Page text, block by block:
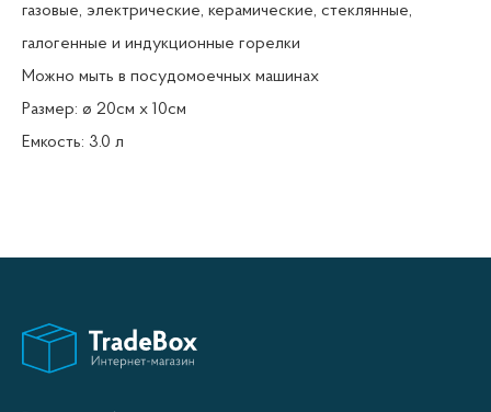
газовые, электрические, керамические, стеклянные,
галогенные и индукционные горелки
Можно мыть в посудомоечных машинах
Размер: ø 20см x 10см
Емкость: 3.0 л